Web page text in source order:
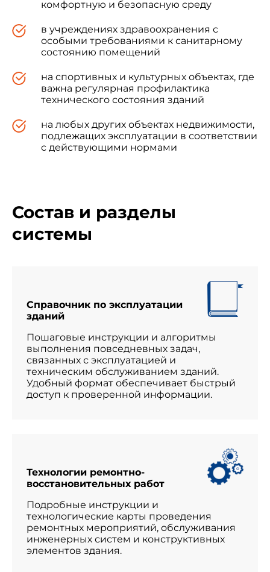
комфортную и безопасную среду
в учреждениях здравоохранения с
особыми требованиями к санитарному
состоянию помещений
на спортивных и культурных объектах, где
важна регулярная профилактика
технического состояния зданий
на любых других объектах недвижимости,
подлежащих эксплуатации в соответствии
с действующими нормами
Состав и разделы
системы
Справочник по эксплуатации
зданий
Пошаговые инструкции и алгоритмы
выполнения повседневных задач,
связанных с эксплуатацией и
техническим обслуживанием зданий.
Удобный формат обеспечивает быстрый
доступ к проверенной информации.
Технологии ремонтно-
восстановительных работ
Подробные инструкции и
технологические карты проведения
ремонтных мероприятий, обслуживания
инженерных систем и конструктивных
элементов здания.